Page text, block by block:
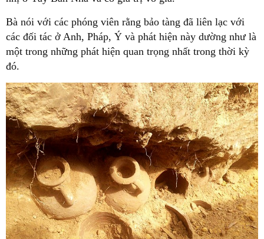
Bà nói với các phóng viên rằng bảo tàng đã liên lạc với
các đối tác ở Anh, Pháp, Ý và phát hiện này dường như là
một trong những phát hiện quan trọng nhất trong thời kỳ
đó.